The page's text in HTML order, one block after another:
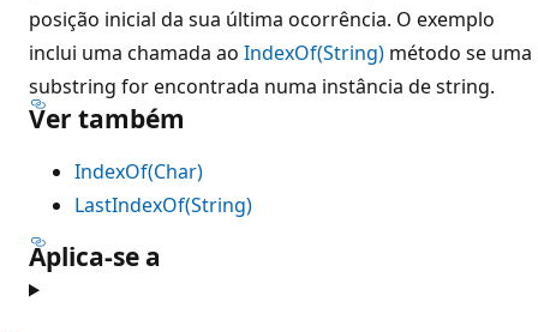
posição inicial da sua última ocorrência. O exemplo
inclui uma chamada ao IndexOf(String) método se uma
substring for encontrada numa instância de string.
Ver também
IndexOf(Char)
LastIndexOf(String)
Aplica-se a